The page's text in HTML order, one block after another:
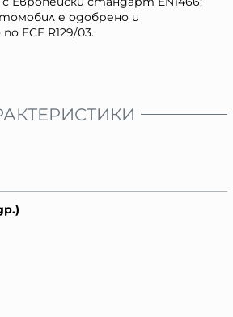
е одобрено и
ECE R129/03.